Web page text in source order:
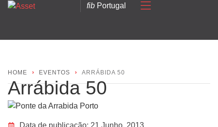
fibPortugal
HOME EVENTOS ARRÁBIDA 50
Arrábida 50
Data de publicação: 21 Junho, 2013